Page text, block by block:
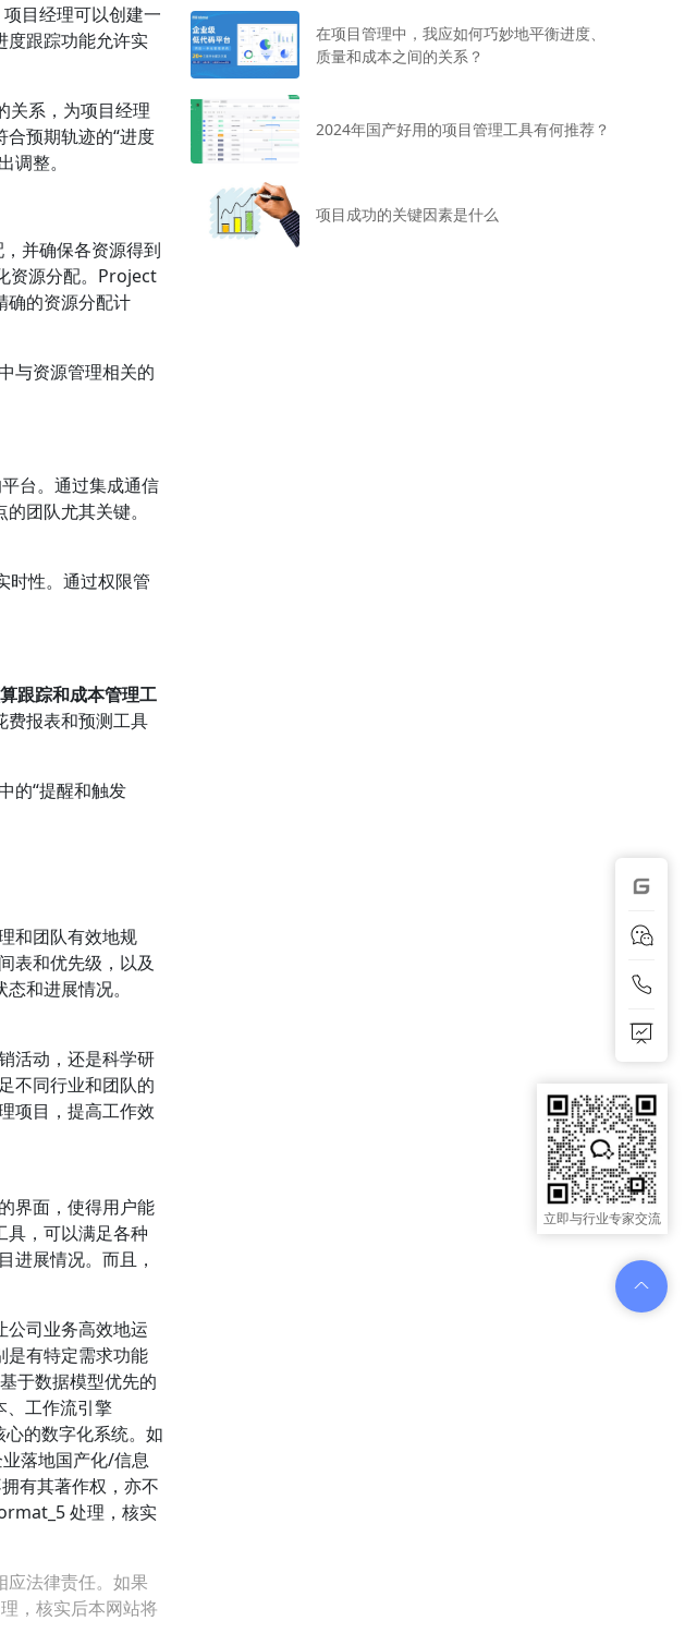
目经理可以创建一
度跟踪功能允许实
关系，为项目经理
预期轨迹的“进度
整。
并确保各资源得到
资源分配。Project
确的资源分配计
与资源管理相关的
台。通过集成通信
团队尤其关键。
时性。通过权限管
跟踪和成本管理工
费报表和预测工具
的“提醒和触发
和团队有效地规
表和优先级，以及
和进展情况。
活动，还是科学研
不同行业和团队的
项目，提高工作效
界面，使得用户能
具，可以满足各种
进展情况。而且，
公司业务高效地运
是有特定需求功能
于数据模型优先的
、工作流引擎
心的数字化系统。如
落地国产化/信息
有其著作权，亦不
处理，核实
应法律责任。如果
，核实后本网站将
在项目管理中，我应如何巧妙地平衡进度、
质量和成本之间的关系？
2024年国产好用的项目管理工具有何推荐？
项目成功的关键因素是什么
立即与行业专家交流